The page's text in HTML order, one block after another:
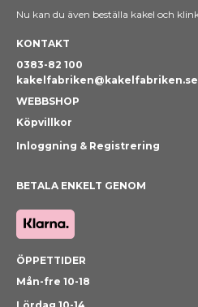
Nu kan du även beställa kakel och
KONTAKT
0383-82 100
kakelfabriken@kakelfabriken.se
WEBBSHOP
Köpvillkor
Inloggning & Registrering
BETALA ENKELT GENOM
ÖPPETTIDER
Mån-fre 10-18